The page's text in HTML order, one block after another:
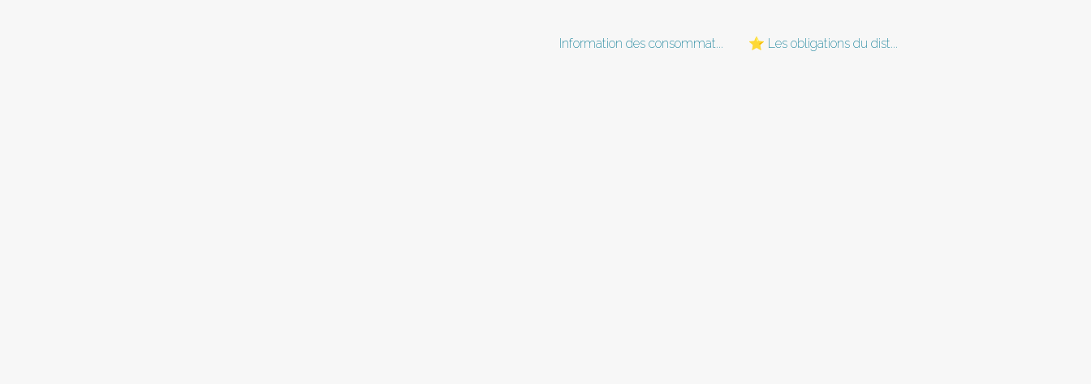
Information des consommat... ⭐ Les obligations du dist...